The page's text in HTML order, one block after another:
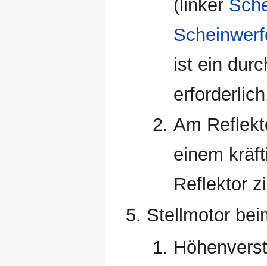
(linker
ist ein
Am
einem
Reflektor
Stellmotor